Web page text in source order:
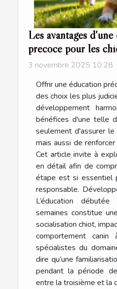
Les avantages
précoce pour les
3 novembre 2025 10:28
Offrir une éducation
des choix les plus
développement
bénéfices d'une telle
seulement d'assurer le
mais aussi de
Cet article invite à
en détail afin de
étape est si essentiel
responsable.
L’éducation
semaines constitue
socialisation chiot,
comportement
spécialistes du
dire qu’une
pendant la période
entre la troisième et la